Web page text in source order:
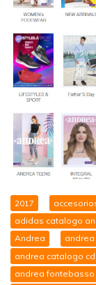
2017
adidas catalogo
Andrea
andrea catalogo
andrea